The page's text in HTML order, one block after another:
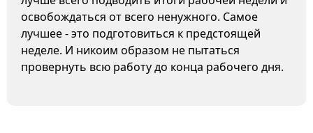
освобождаться от всего ненужного. Самое
лучшее - это подготовиться к предстоящей
неделе. И никоим образом не пытаться
провернуть всю работу до конца рабочего дня.